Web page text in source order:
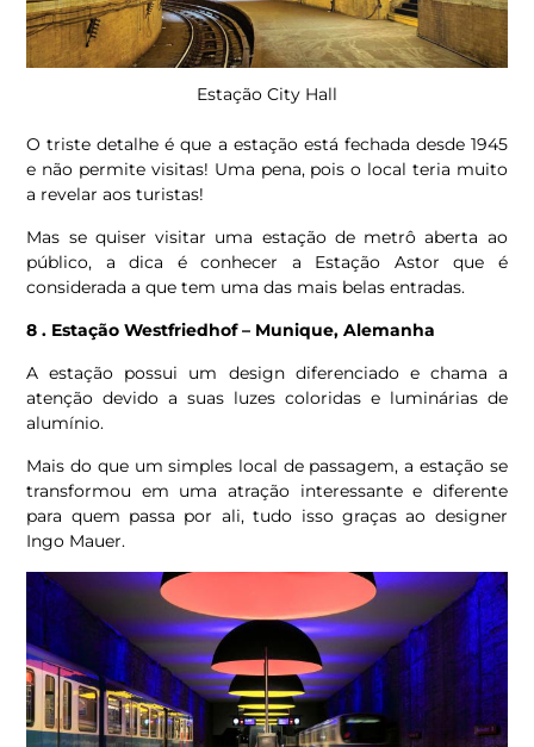
Estação City Hall
O triste detalhe é que a estação está fechada desde 1945
e não permite visitas! Uma pena, pois o local teria muito
a revelar aos turistas!
Mas se quiser visitar uma estação de metrô aberta ao
público, a dica é conhecer a Estação Astor que é
considerada a que tem uma das mais belas entradas.
8 . Estação Westfriedhof – Munique, Alemanha
A estação possui um design diferenciado e chama a
atenção devido a suas luzes coloridas e luminárias de
alumínio.
Mais do que um simples local de passagem, a estação se
transformou em uma atração interessante e diferente
para quem passa por ali, tudo isso graças ao designer
Ingo Mauer.